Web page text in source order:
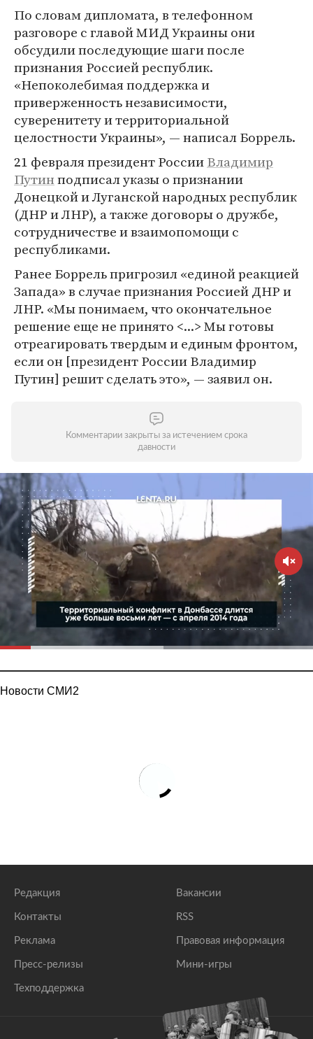
По словам дипломата, в телефонном
разговоре с главой МИД Украины они
обсудили последующие шаги после
признания Россией республик.
«Непоколебимая поддержка и
приверженность независимости,
суверенитету и территориальной
целостности Украины», — написал Боррель.
21 февраля президент РоссииВладимир
Путинподписал указы о признании
Донецкой и Луганской народных республик
(ДНР и ЛНР), а также договоры о дружбе,
сотрудничестве и взаимопомощи с
республиками.
Ранее Боррель пригрозил «единой реакцией
Запада» в случае признания Россией ДНР и
ЛНР. «Мы понимаем, что окончательное
решение еще не принято <...> Мы готовы
отреагировать твердым и единым фронтом,
если он [президент России Владимир
Путин] решит сделать это», — заявил он.
Комментарии закрыты за истечением срока
давности
Новости СМИ2
Редакция
Контакты
Реклама
Пресс-релизы
Техподдержка
Вакансии
RSS
Правовая информация
Мини-игры